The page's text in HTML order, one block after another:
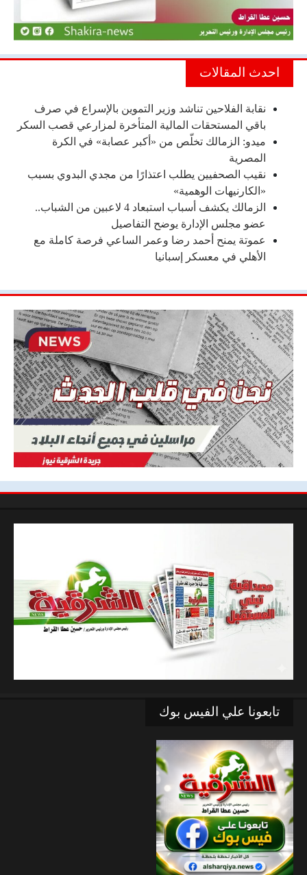
احدث المقالات
نقابة الفلاحين تناشد وزير التموين بالإسراع في صرف
باقي المستحقات المالية المتأخرة لمزارعي قصب السكر
ميدو: الزمالك تخلّص من «أكبر عصابة» في الكرة
المصرية
نقيب الصحفيين يطلب اعتذارًا من مجدي البدوي بسبب
«الكارنيهات الوهمية»
الزمالك يكشف أسباب استبعاد 4 لاعبين من الشباب..
عضو مجلس الإدارة يوضح التفاصيل
عموتة يمنح أحمد رضا وعمر الساعي فرصة كاملة مع
الأهلي في معسكر إسبانيا
تابعونا علي الفيس بوك